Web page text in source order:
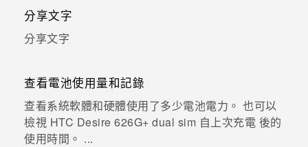
分享文字
分享文字
查看電池使用量和記錄
查看系統軟體和硬體使用了多少電池電力。 也可以
檢視 HTC Desire 626G+ dual sim 自上次充電 後的
使用時間。 ...